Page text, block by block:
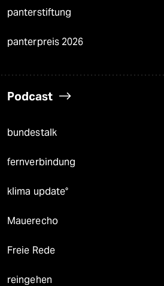
panterstiftung
panterpreis 2026
Podcast
bundestalk
fernverbindung
klima update°
Mauerecho
Freie Rede
reingehen